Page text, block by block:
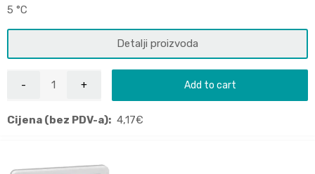
5 °C
Detalji proizvoda
Add to cart
Cijena (bez PDV-a): 4,17€